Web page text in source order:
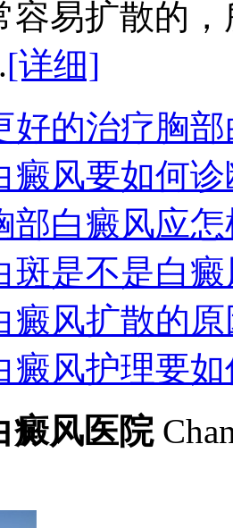
容易扩散的
[详细]
好的治疗胸
癜风要如何诊
部白癜风应
斑是不是白癜
癜风扩散的
癜风护理要
癜风医院